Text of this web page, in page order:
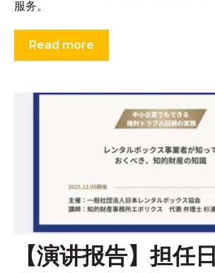
服务。
Read more
【演讲报告】担任